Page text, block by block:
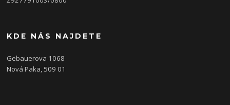
KDE NÁS NAJDETE
Gebauerova 1068
Nová Paka, 509 01